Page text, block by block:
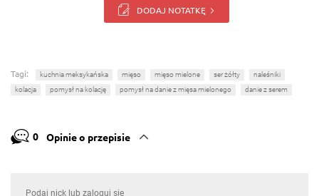
DODAJ NOTATKĘ
Tagi: kuchnia meksykańska mięso mięso mielone ser żółty
naleśniki
kolacja
pomysł na kolację pomysł na danie z mięsa mielonego danie z serem
0 Opinie o przepisie